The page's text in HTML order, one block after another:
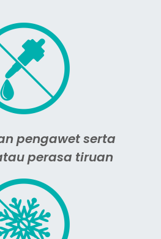
pengawet serta
perasa tiruan